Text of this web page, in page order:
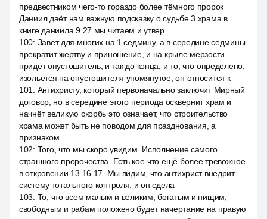
предвестником чего-то гораздо более тёмного пророк
Даниил даёт нам важную подсказку о судьбе 3 храма в
книге даниила 9 27 мы читаем и утвер.
100: Завет для многих на 1 седмину, а в середине седмины
прекратит жертву и приношение, и на крыле мерзости
придёт опустошитель, и так до конца, и то, что определено,
изольётся на опустошителя упомянутое, он относится к
101 : Антихристу, который первоначально заключит Мирный
договор, но в середине этого периода осквернит храм и
начнёт великую скорбь это означает, что строительство
храма может быть не поводом для празднования, а
признаком.
102: Того, что мы скоро увидим. Исполнение самого
страшного пророчества. Есть кое-что ещё более тревожное
в откровении 13 16 17. Мы видим, что антихрист внедрит
систему тотального контроля, и он сдела
103: То, что всем малым и великим, богатым и нищим,
свободным и рабам положено будет начертание на правую